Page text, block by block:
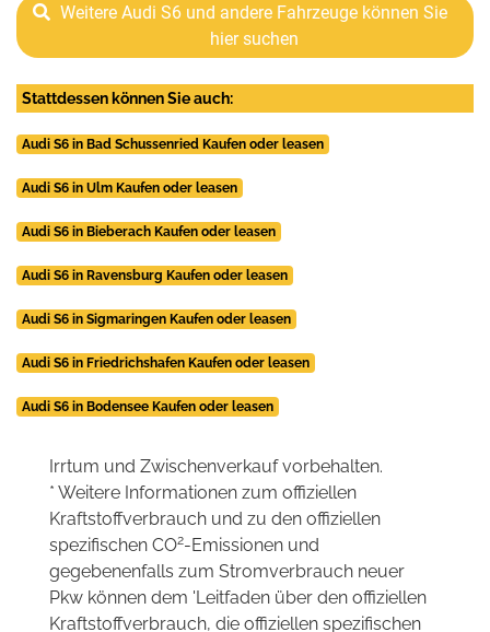
Weitere Audi S6 und andere Fahrzeuge können Sie
hier suchen
Stattdessen können Sie auch:
Audi S6 in Bad Schussenried Kaufen oder leasen
Audi S6 in Ulm Kaufen oder leasen
Audi S6 in Bieberach Kaufen oder leasen
Audi S6 in Ravensburg Kaufen oder leasen
Audi S6 in Sigmaringen Kaufen oder leasen
Audi S6 in Friedrichshafen Kaufen oder leasen
Audi S6 in Bodensee Kaufen oder leasen
Irrtum und Zwischenverkauf vorbehalten.
* Weitere Informationen zum offiziellen
Kraftstoffverbrauch und zu den offiziellen
spezifischen CO2-Emissionen und
gegebenenfalls zum Stromverbrauch neuer
Pkw können dem 'Leitfaden über den offiziellen
Kraftstoffverbrauch, die offiziellen spezifischen